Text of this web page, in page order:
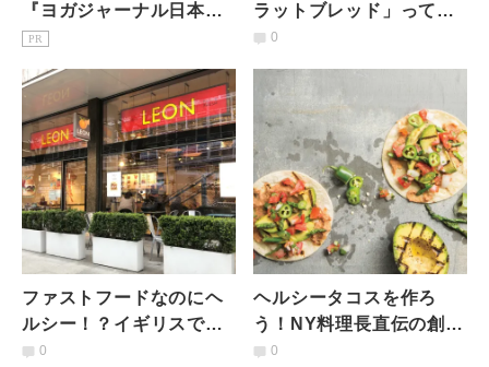
『ヨガジャーナル日本
版』予約購読のご案内
PR
ラットブレッド」って？
ベジタリアン、ぺスクタ
レシピ
0
ファストフードなのにヘ
ルシー！？イギリスで大
人気の「LEON」【ロン
0
ヘルシータコスを作ろ
う！NY料理長直伝の創造
的な３つのレシピ
0